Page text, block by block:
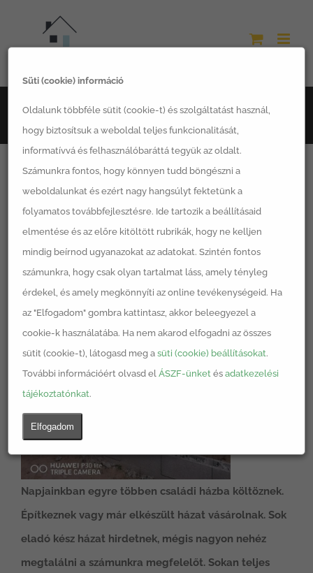
Süti (cookie) információ
Oldalunk többféle sütit (cookie-t) és szolgáltatást használ,
hogy biztosítsuk a weboldal teljes funkcionalitását,
informatívvá és felhasználóbaráttá tegyük az oldalt.
Számunkra fontos, hogy könnyen tudd böngészni a
weboldalunkat és ezért nagy hangsúlyt fektetünk a
folyamatos továbbfejlesztésre. Ide tartozik a beállításaid
elmentése és az előre kitöltött rubrikák, hogy ne kelljen
mindig beírnod ugyanazokat az adatokat. Szintén fontos
számunkra, hogy csak olyan tartalmat láss, amely tényleg
érdekel, és amely megkönnyíti az online tevékenységeid. Ha
az "Elfogadom" gombra kattintasz, akkor beleegyezel a
cookie-k használatába. Ha nem akarod elfogadni az összes
sütit (cookie-t), látogasd meg asüti (cookie) beállításokat.
További információért olvasd elÁSZF-ünket ésadatkezelési
tájékoztatónkat.
Elfogadom
Főoldal Építkezés Gyorsházak
Mit kell tenned, ha minél hamarabb saját házba költöznél?
Napjainkban egyre többen családi házba költöznek.
Építkeznek vagy már elkészült házat vásárolnak. Sok
eladó kész házat hirdetnek, mégis nagyon nehéz
megtalálni a számunkra megfelelőt. Sokan teljes